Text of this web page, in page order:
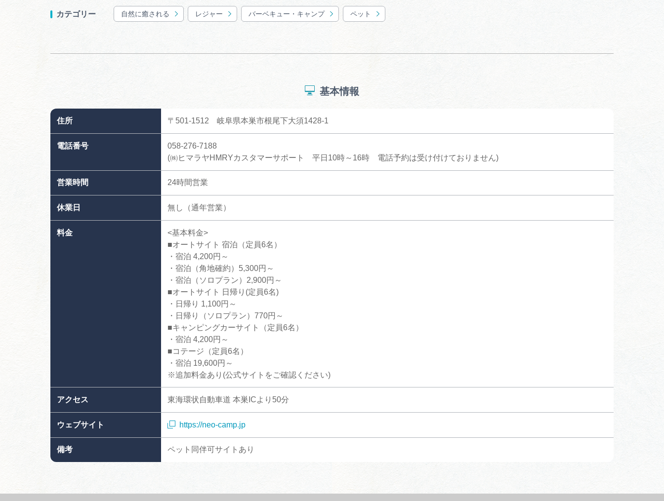
カテゴリー 自然に癒される レジャー バーベキュー・キャンプ ペット
基本情報
住所 〒501-1512 岐阜県本巣市根尾下大須1428-1
電話番号
058-276-7188
(㈱ヒマラヤHMRYカスタマーサポート 平日10時～16時 電話予約は受け付けておりません)
営業時間 24時間営業
休業日 無し（通年営業）
料金
<基本料金>
■オートサイト 宿泊（定員6名）
・宿泊 4,200円～
・宿泊（角地確約）5,300円～
・宿泊（ソロプラン）2,900円～
■オートサイト 日帰り(定員6名)
・日帰り 1,100円～
・日帰り（ソロプラン）770円～
■キャンピングカーサイト（定員6名）
・宿泊 4,200円～
■コテージ（定員6名）
・宿泊 19,600円～
※追加料金あり(公式サイトをご確認ください)
アクセス 東海環状自動車道 本巣ICより50分
ウェブサイト https://neo-camp.jp
備考 ペット同伴可サイトあり